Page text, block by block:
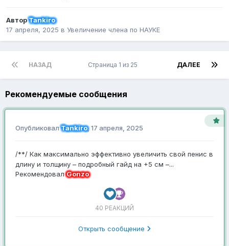
АвторTankiro
17 апреля, 2025 в Увеличение члена по НАУКЕ
НАЗАД ДАЛЕЕ
Страница 1 из 25
Рекомендуемые сообщения
ОпубликовалTankiro,17 апреля, 2025
/**/ Как максимально эффективно увеличить свой пенис в
длину и толщину – подробный гайд на +5 см –...
РекомендовалGonzo
40 РЕАКЦИЙ
Открыть сообщение